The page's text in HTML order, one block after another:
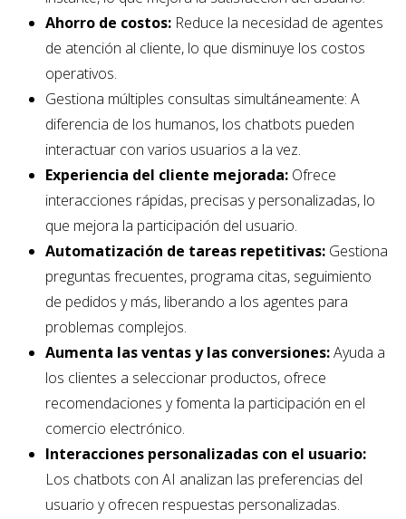
Ahorro de costos:Reduce la necesidad de agentes
de atención al cliente, lo que disminuye los costos
operativos.
Gestiona múltiples consultas simultáneamente: A
diferencia de los humanos, los chatbots pueden
interactuar con varios usuarios a la vez.
Experiencia del cliente mejorada:Ofrece
interacciones rápidas, precisas y personalizadas, lo
que mejora la participación del usuario.
Automatización de tareas repetitivas:Gestiona
preguntas frecuentes, programa citas, seguimiento
de pedidos y más, liberando a los agentes para
problemas complejos.
Aumenta las ventas y las conversiones:Ayuda a
los clientes a seleccionar productos, ofrece
recomendaciones y fomenta la participación en el
comercio electrónico.
Interacciones personalizadas con el usuario:
Los chatbots con AI analizan las preferencias del
usuario y ofrecen respuestas personalizadas.